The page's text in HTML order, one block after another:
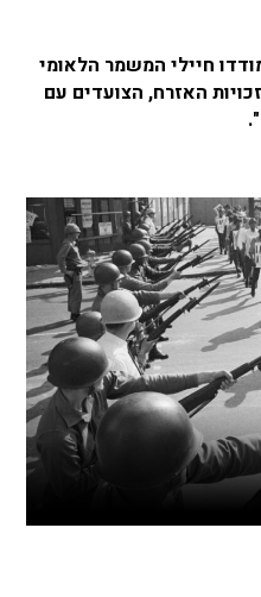
התמודדו חיילי המשמר הלאומי
האזרח, הצועדים עם